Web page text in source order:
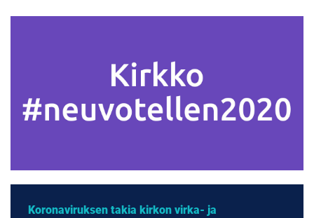
Koronaviruksen takia kirkon virka- ja